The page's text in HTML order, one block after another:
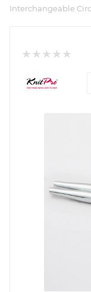
Interchangeable